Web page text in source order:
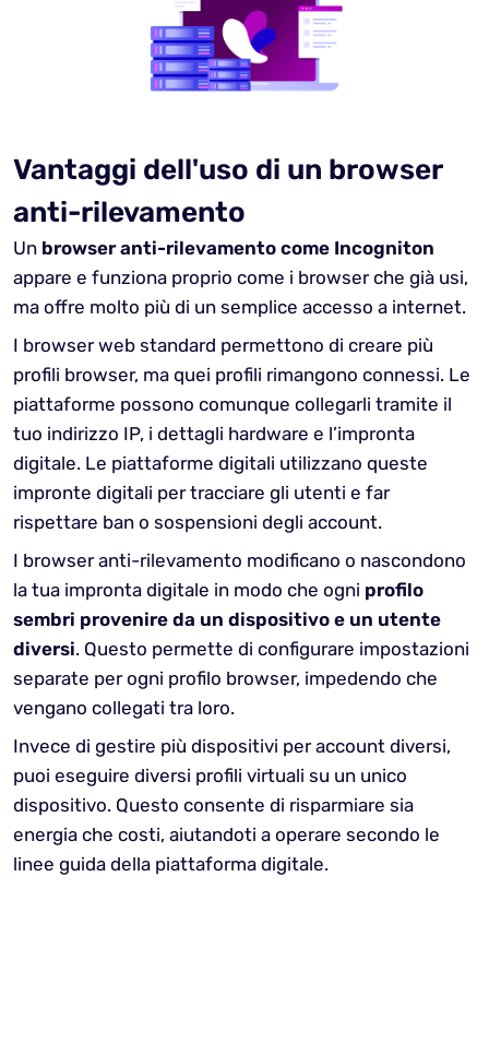
Vantaggi dell'uso di un browser
anti-rilevamento
Un browser anti-rilevamento come Incogniton
appare e funziona proprio come i browser che già usi,
ma offre molto più di un semplice accesso a internet.
I browser web standard permettono di creare più
profili browser, ma quei profili rimangono connessi. Le
piattaforme possono comunque collegarli tramite il
tuo indirizzo IP, i dettagli hardware e l’impronta
digitale. Le piattaforme digitali utilizzano queste
impronte digitali per tracciare gli utenti e far
rispettare ban o sospensioni degli account.
I browser anti-rilevamento modificano o nascondono
la tua impronta digitale in modo che ogni profilo
sembri provenire da un dispositivo e un utente
diversi. Questo permette di configurare impostazioni
separate per ogni profilo browser, impedendo che
vengano collegati tra loro.
Invece di gestire più dispositivi per account diversi,
puoi eseguire diversi profili virtuali su un unico
dispositivo. Questo consente di risparmiare sia
energia che costi, aiutandoti a operare secondo le
linee guida della piattaforma digitale.